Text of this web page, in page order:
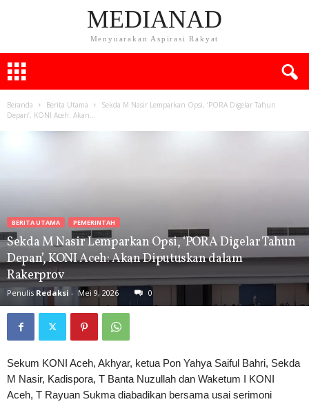
MEDIANAD
Menyuarakan Aspirasi Rakyat
Beranda Berita Utama
Sekda M Nasir Lemparkan Opsi, ‘PORA Digelar Tahun
Depan’, KONI Aceh: Akan...
BERITA UTAMA PEMERINTAH
Sekda M Nasir Lemparkan Opsi, ‘PORA Digelar Tahun
Depan’, KONI Aceh: Akan Diputuskan dalam
Rakerprov
Penulis Redaksi - Mei 9, 2026 0
Sekum KONI Aceh, Akhyar, ketua Pon Yahya Saiful Bahri, Sekda
M Nasir, Kadispora, T Banta Nuzullah dan Waketum I KONI
Aceh, T Rayuan Sukma diabadikan bersama usai serimoni